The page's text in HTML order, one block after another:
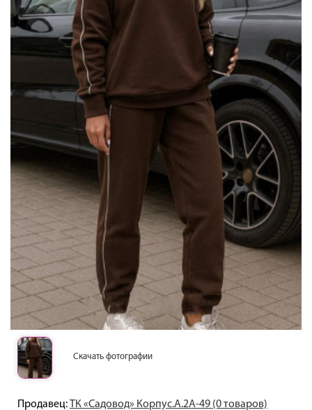
Скачать фотографии
Продавец:ТК «Садовод» Корпус.А.2А-49 (0 товаров)